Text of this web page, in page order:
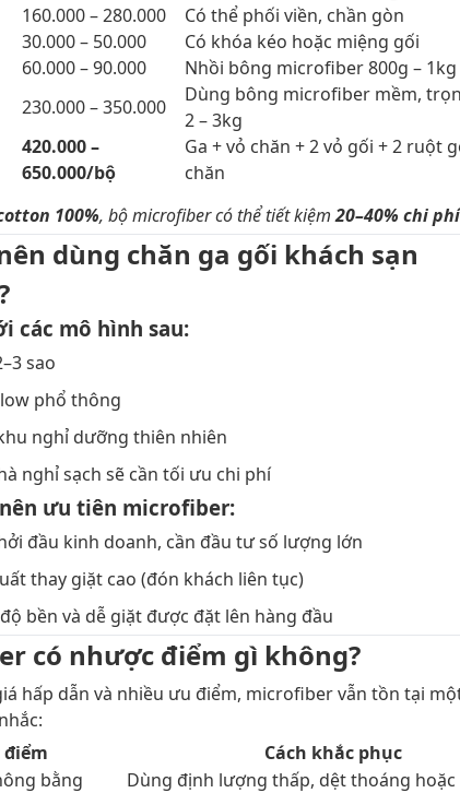
160.000 – 280.000
Có thể phối viền, chần gòn
30.000 – 50.000
Có khóa kéo hoặc miệng gối
60.000 – 90.000
Nhồi bông microfiber 800g – 1kg
230.000 – 350.000
Dùng bông microfiber mềm,
2 – 3kg
420.000 –
650.000/bộ
Ga + vỏ chăn + 2 vỏ gối + 2 ruột
chăn
100%, bộ microfiber có thể tiết kiệm20–40% chi phí
dùng chăn ga gối khách sạn
các mô hình sau:
sao
phổ thông
nghỉ dưỡng thiên nhiên
nghỉ sạch sẽ cần tối ưu chi phí
ưu tiên microfiber:
đầu kinh doanh, cần đầu tư số lượng lớn
thay giặt cao (đón khách liên tục)
bền và dễ giặt được đặt lên hàng đầu
có nhược điểm gì không?
hấp dẫn và nhiều ưu điểm, microfiber vẫn tồn tại
Cách khắc phục
bằng
Dùng định lượng thấp, dệt thoáng hoặc